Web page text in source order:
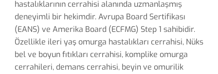
hastalıklarının cerrahisi alanında uzmanlaşmış
deneyimli bir hekimdir. Avrupa Board Sertifikası
(EANS) ve Amerika Board (ECFMG) Step 1 sahibidir.
Özellikle ileri yaş omurga hastalıkları cerrahisi, Nüks
bel ve boyun fıtıkları cerrahisi, komplike omurga
cerrahileri, demans cerrahisi, beyin ve omurilik